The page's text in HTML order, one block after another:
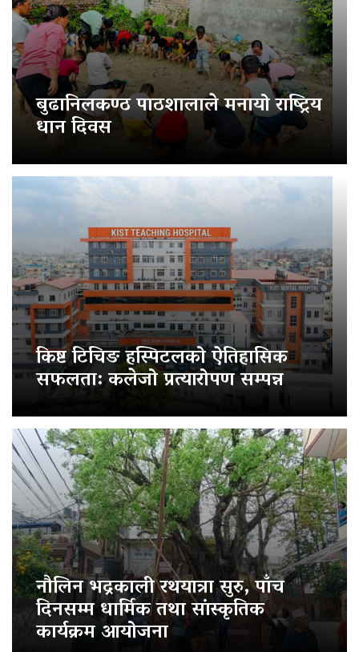
बुढानिलकण्ठ पाठशालाले मनायो राष्ट्रिय
धान दिवस
किष्ट टिचिङ हस्पिटलको ऐतिहासिक
सफलता: कलेजो प्रत्यारोपण सम्पन्न
नौलिन भद्रकाली रथयात्रा सुरु, पाँच
दिनसम्म धार्मिक तथा सांस्कृतिक
कार्यक्रम आयोजना